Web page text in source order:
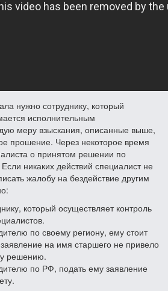
нужно сотруднику, который
исполнительным
меру взыскания, описанные выше,
прошение. Через некоторое время
о принятом решении по
никаких действий специалист не
жалобу на бездействие другим
который осуществляет контроль
по своему региону, ему стоит
на имя старшего не привело
решению.
по РФ, подать ему заявление